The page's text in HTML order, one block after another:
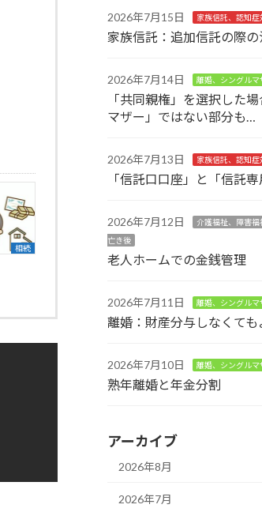
相続
2026年7月15日 家族信託、認知症
家族信託：追加信託の際の
2026年7月14日 離婚、シングル
「共同親権」を選択した
マザー」ではない部分も…
2026年7月13日 家族信託、認知症
「信託口口座」と「信託専
2026年7月12日
介護福祉、障害
亡き後
老人ホームでの金銭管理
2026年7月11日 離婚、シングル
離婚：財産分与しなくても
2026年7月10日 離婚、シングル
熟年離婚と年金分割
アーカイブ
2026年8月
2026年7月